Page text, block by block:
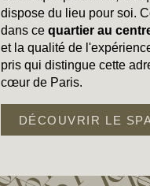
dispose du lieu pour soi.
dans ce quartier au
et la qualité de
pris qui distingue cette
cœur de Paris.
DÉCOUVRIR LE